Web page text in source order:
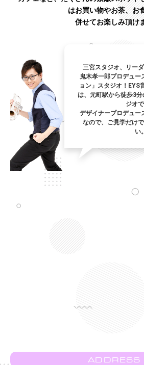
はお買い物やお茶、お
併せてお楽しみ頂け
三宮スタジオ、リー
鬼木孝一郎プロデュー
ョン」スタジオ！EYS
は、元町駅から徒歩3
ジオで
デザイナープロデュー
なので、ご見学だけ
い。
ADDRESS